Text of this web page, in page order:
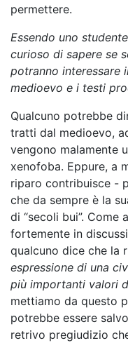
permettere.
Essendo uno
curioso di sapere se
potranno interessare
medioevo e i testi
Qualcuno potrebbe
tratti dal medioevo,
vengono malamente
xenofoba. Eppure, a
riparo contribuisce -
che da sempre è la
di “secoli bui”.
fortemente in
qualcuno dice che la
espressione di una
più importanti valori
mettiamo da questo
potrebbe essere
retrivo pregiudizio